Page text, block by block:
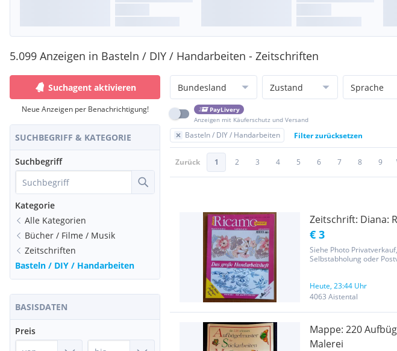
5.099 Anzeigen in Basteln / DIY / Handarbeiten - Zeitschriften
Suchagent aktivieren
Neue Anzeigen per Benachrichtigung!
SUCHBEGRIFF & KATEGORIE
Suchbegriff
Kategorie
Alle Kategorien
Bücher / Filme / Musik
Zeitschriften
Basteln / DIY / Handarbeiten
BASISDATEN
Preis
Bundesland Zustand Sprache
PayLivery
Anzeigen mit Käuferschutz und Versand
Basteln / DIY / Handarbeiten Filter zurücksetzen
Zurück 1 2 3 4 5 6 7 8 9
Zeitschrift: Diana:
€ 3
Siehe Photo
Selbstabholung oder
Heute, 23:44 Uhr
4063 Aistental
Mappe: 220
Malerei